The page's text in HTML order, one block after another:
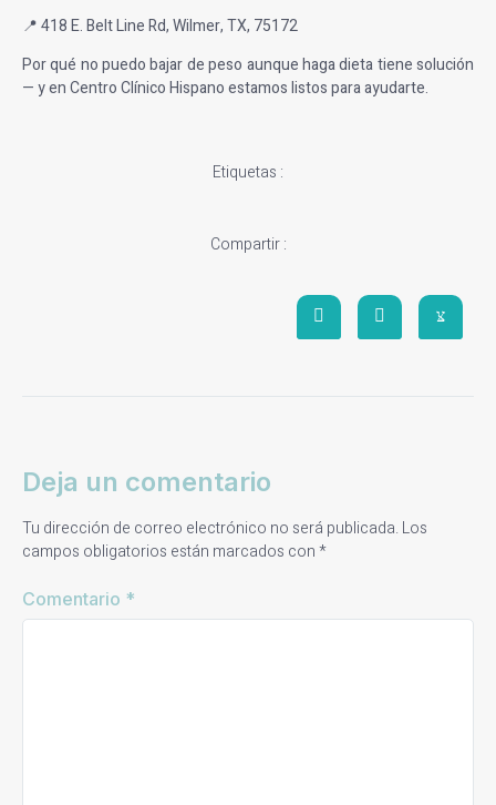
📍 418 E. Belt Line Rd, Wilmer, TX, 75172
Por qué no puedo bajar de peso aunque haga dieta tiene solución
— y en Centro Clínico Hispano estamos listos para ayudarte.
Etiquetas :
Compartir :
Deja un comentario
Tu dirección de correo electrónico no será publicada. Los
campos obligatorios están marcados con*
Comentario *